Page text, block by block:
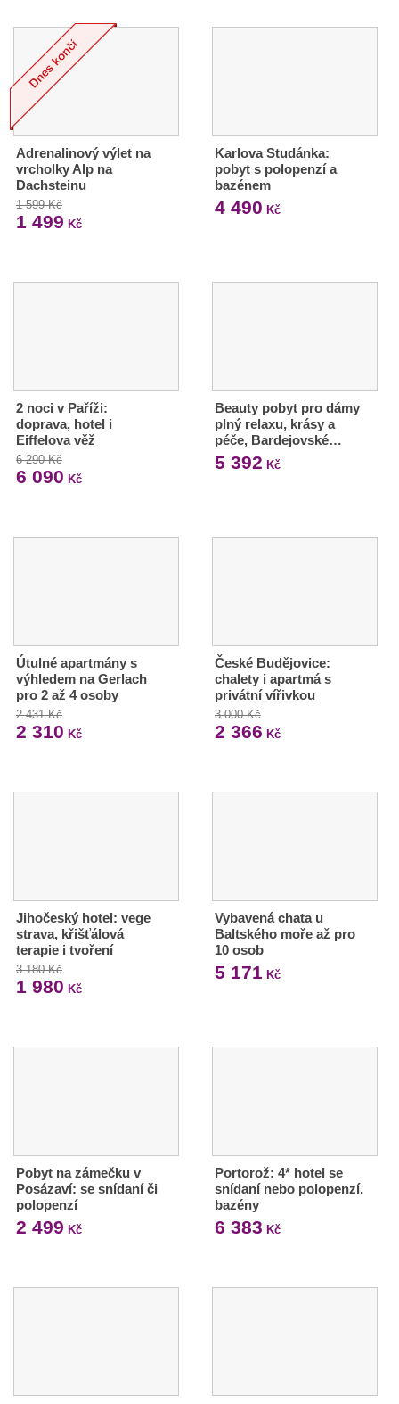
Adrenalinový výlet na
vrcholky Alp na
Dachsteinu
1 599 Kč
1 499 Kč
Karlova Studánka:
pobyt s polopenzí a
bazénem
4 490 Kč
2 noci v Paříži:
doprava, hotel i
Eiffelova věž
6 290 Kč
6 090 Kč
Beauty pobyt pro dámy
plný relaxu, krásy a
péče, Bardejovské…
5 392 Kč
Útulné apartmány s
výhledem na Gerlach
pro 2 až 4 osoby
2 431 Kč
2 310 Kč
České Budějovice:
chalety i apartmá s
privátní vířivkou
3 000 Kč
2 366 Kč
Jihočeský hotel: vege
strava, křišťálová
terapie i tvoření
3 180 Kč
1 980 Kč
Vybavená chata u
Baltského moře až pro
10 osob
5 171 Kč
Pobyt na zámečku v
Posázaví: se snídaní či
polopenzí
2 499 Kč
Portorož: 4* hotel se
snídaní nebo polopenzí,
bazény
6 383 Kč